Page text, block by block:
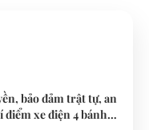
quy. Do đó
các trục trặc
bảo đảm trật tự, an
xe điện 4 bánh